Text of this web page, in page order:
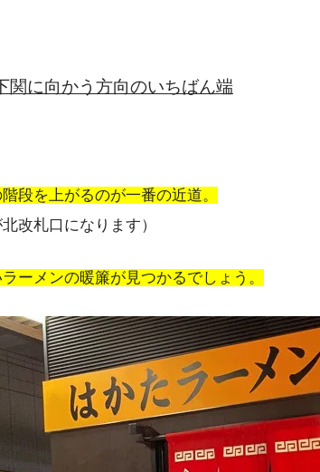
に向かう方向のいちばん端
段を上がるのが一番の近道。
改札口になります）
ーメンの暖簾が見つかるでしょう。